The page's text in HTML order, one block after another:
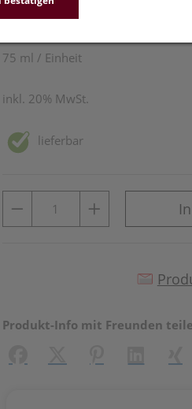
12,90 EUR
75 ml / Einheit
inkl. 20% MwSt.
lieferbar
Produkt-Info mit Freunden